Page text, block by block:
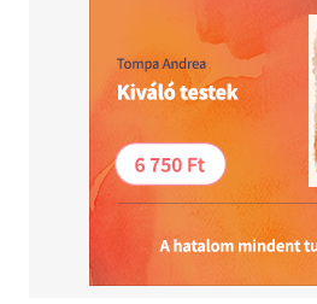
boldogabbá tudják tenni a
Mit talál a könyvben?
Sok-sok gyakorlatias tanácsot,
békésebbé, szerelmesebbé teheti
mindennapokat.
10 érdekes fejezetben, könnyen
stílusban osztom meg azokat a
konfliktuskezelési
amelyeket a